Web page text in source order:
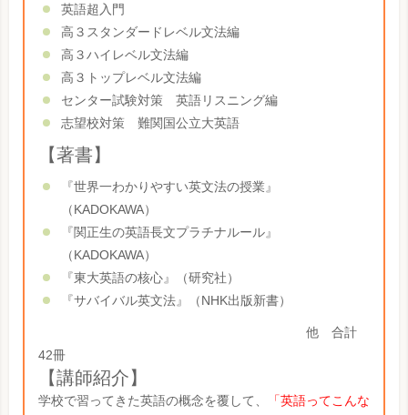
英語超入門
高３スタンダードレベル文法編
高３ハイレベル文法編
高３トップレベル文法編
センター試験対策 英語リスニング編
志望校対策 難関国公立大英語
【著書】
『世界一わかりやすい英文法の授業』
（KADOKAWA）
『関正生の英語長文プラチナルール』
（KADOKAWA）
『東大英語の核心』（研究社）
『サバイバル英文法』（NHK出版新書）
他 合計
42冊
【講師紹介】
学校で習ってきた英語の概念を覆して、 「英語ってこんな